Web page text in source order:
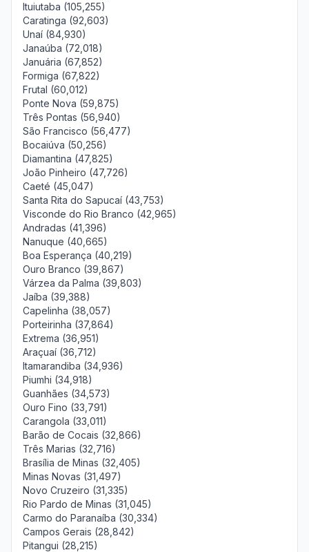
Ituiutaba (105,255)
Caratinga (92,603)
Unaí (84,930)
Janaúba (72,018)
Januária (67,852)
Formiga (67,822)
Frutal (60,012)
Ponte Nova (59,875)
Três Pontas (56,940)
São Francisco (56,477)
Bocaiúva (50,256)
Diamantina (47,825)
João Pinheiro (47,726)
Caeté (45,047)
Santa Rita do Sapucaí (43,753)
Visconde do Rio Branco (42,965)
Andradas (41,396)
Nanuque (40,665)
Boa Esperança (40,219)
Ouro Branco (39,867)
Várzea da Palma (39,803)
Jaíba (39,388)
Capelinha (38,057)
Porteirinha (37,864)
Extrema (36,951)
Araçuaí (36,712)
Itamarandiba (34,936)
Piumhi (34,918)
Guanhães (34,573)
Ouro Fino (33,791)
Carangola (33,011)
Barão de Cocais (32,866)
Três Marias (32,716)
Brasília de Minas (32,405)
Minas Novas (31,497)
Novo Cruzeiro (31,335)
Rio Pardo de Minas (31,045)
Carmo do Paranaíba (30,334)
Campos Gerais (28,842)
Pitangui (28,215)